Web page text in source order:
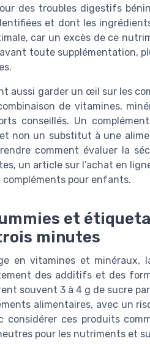
des troubles digestifs
et dont les
car un excès de ce
toute supplémentation,
aussi garder un œil sur les
de vitamines,
conseillés. Un
non un substitut à une
comment évaluer la
un article sur l’achat en
compléments pour enfants.
et
minutes
en vitamines et minéraux,
des additifs et des
souvent 3 à 4 g de sucre
alimentaires, avec un
ces produits
pour les nutriments et